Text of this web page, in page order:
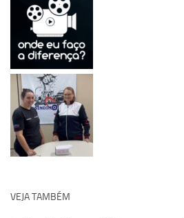
VEJA TAMBÉM